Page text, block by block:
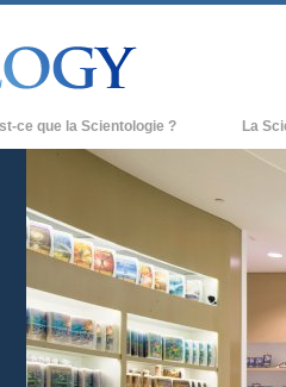
ce que la Scientologie ?
Codes de Scientologie
et la Scientologie
un scientologue
d’une église
La
Églises
Base à
Freewinds